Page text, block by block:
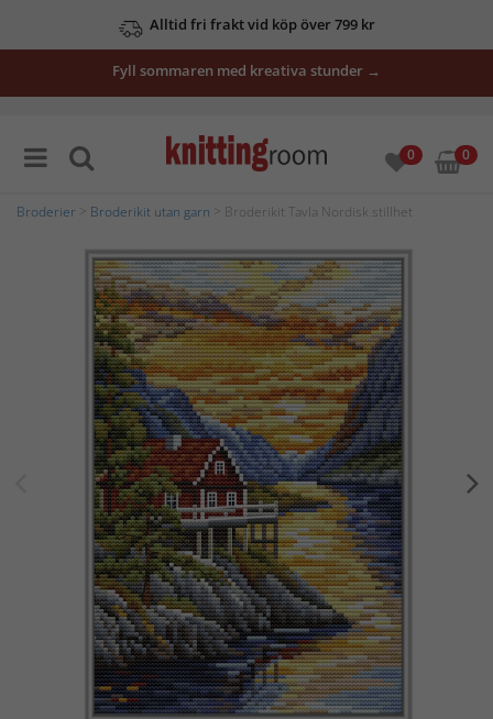
Alltid fri frakt vid köp över 799 kr
Fyll sommaren med kreativa stunder →
0 0
Broderier Broderikit utan garn > Broderikit Tavla Nordisk stillhet